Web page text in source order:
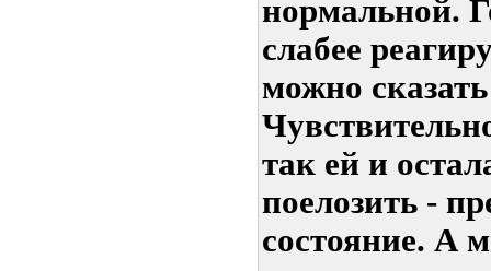
нормальной.
слабее
можно
так ей и
поелозить -
состояние. А